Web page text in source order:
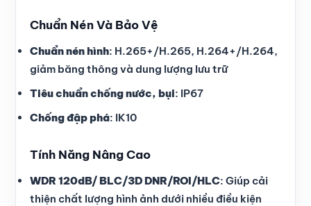
Chuẩn Nén Và Bảo Vệ
Chuẩn nén hình: H.265+/H.265, H.264+/H.264,
giảm băng thông và dung lượng lưu trữ
Tiêu chuẩn chống nước, bụi: IP67
Chống đập phá: IK10
Tính Năng Nâng Cao
WDR 120dB/ BLC/3D DNR/ROI/HLC: Giúp cải
thiện chất lượng hình ảnh dưới nhiều điều kiện